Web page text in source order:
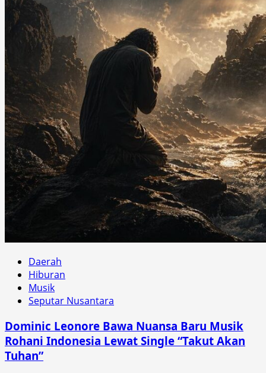
Daerah
Hiburan
Musik
Seputar Nusantara
Dominic Leonore Bawa Nuansa Baru Musik
Rohani Indonesia Lewat Single “Takut Akan
Tuhan”